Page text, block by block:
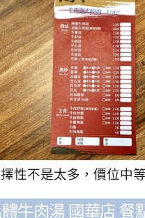
性不是太多，價位中
牛肉湯 國華店 餐